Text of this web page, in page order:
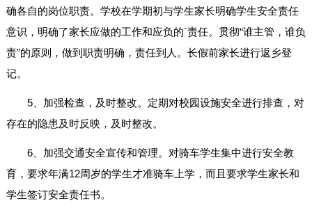
确各自的岗位职责。学校在学期初与学生家长明确学生安全责任
意识，明确了家长应做的工作和应负的`责任。贯彻“谁主管，谁负
责”的原则，做到职责明确，责任到人。长假前家长进行返乡登
记。
5、加强检查，及时整改。定期对校园设施安全进行排查，对
存在的隐患及时反映，及时整改。
6、加强交通安全宣传和管理。对骑车学生集中进行安全教
育，要求年满12周岁的学生才准骑车上学，而且要求学生家长和
学生签订安全责任书。